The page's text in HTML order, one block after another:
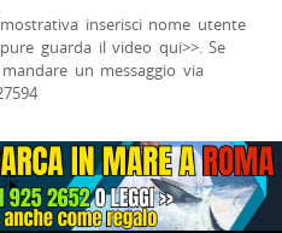
inserisci nome utente
guarda il video qui>>. Se
un messaggio via